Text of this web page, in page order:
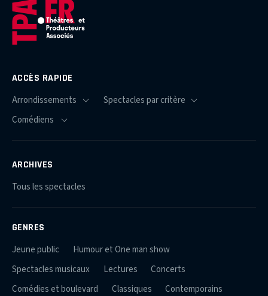
ACCÈS RAPIDE
ARCHIVES
Tous les spectacles
GENRES
Jeune public
Humour et One man show
Spectacles musicaux
Lectures
Concerts
Comédies et boulevard
Classiques
Contemporains